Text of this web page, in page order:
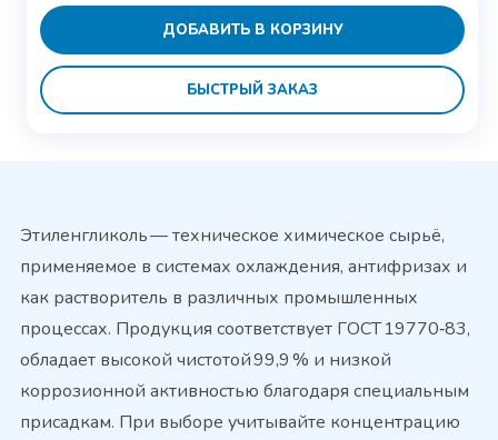
ДОБАВИТЬ В КОРЗИНУ
БЫСТРЫЙ ЗАКАЗ
Этиленгликоль — техническое химическое сырьё,
применяемое в системах охлаждения, антифризах и
как растворитель в различных промышленных
процессах. Продукция соответствует ГОСТ 19770‑83,
обладает высокой чистотой 99,9 % и низкой
коррозионной активностью благодаря специальным
присадкам. При выборе учитывайте концентрацию